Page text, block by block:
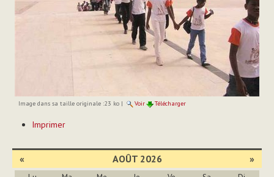
Image dans sa taille originale :23 ko| Voir Télécharger
sur
document
Imprimer
« AOÛT 2026 »